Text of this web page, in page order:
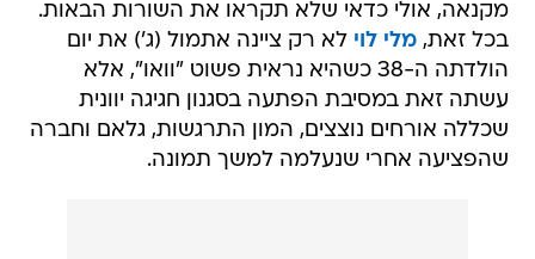
מקנאה, אולי כדאי שלא תקראו את השורות הבאות.
בכל זאת,מלי לוי לא רק ציינה אתמול (ג') את יום
הולדתה ה-38 כשהיא נראית פשוט "וואו", אלא
עשתה זאת במסיבת הפתעה בסגנון חגיגה יוונית
שכללה אורחים נוצצים, המון התרגשות, גלאם וחברה
שהפציעה אחרי שנעלמה למשך תמונה.